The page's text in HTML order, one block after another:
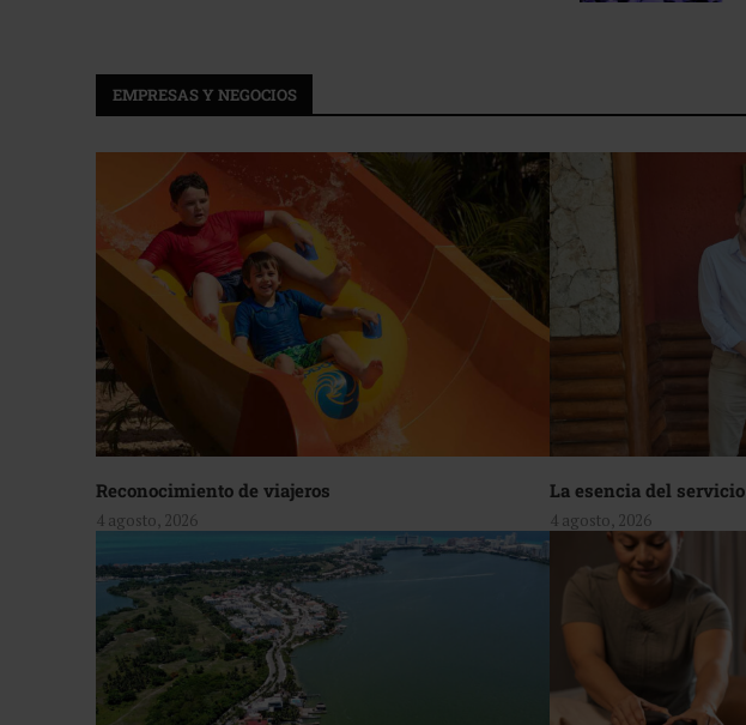
EMPRESAS Y NEGOCIOS
Reconocimiento de viajeros
4 agosto, 2026
La esencia del servicio
4 agosto, 2026